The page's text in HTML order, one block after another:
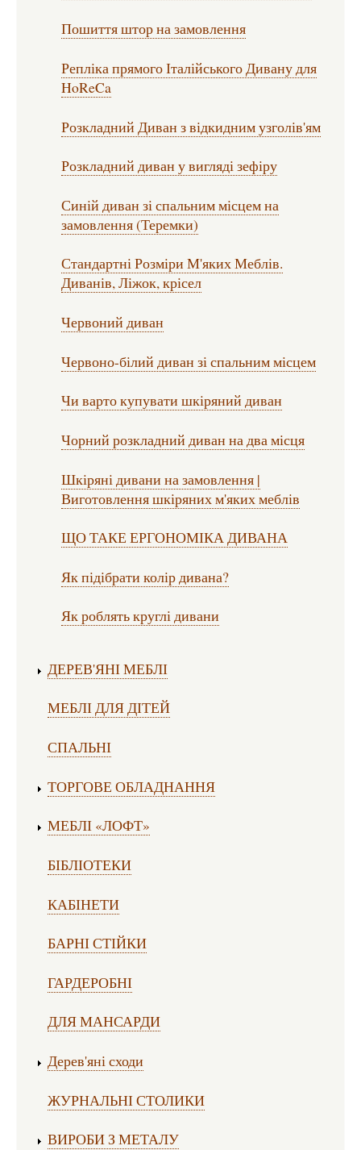
Пошиття штор на замовлення
Репліка прямого Італійського Дивану для
HoReCa
Розкладний Диван з відкидним узголів'ям
Розкладний диван у вигляді зефіру
Синій диван зі спальним місцем на
замовлення (Теремки)
Стандартні Розміри М'яких Меблів.
Диванів, Ліжок, крісел
Червоний диван
Червоно-білий диван зі спальним місцем
Чи варто купувати шкіряний диван
Чорний розкладний диван на два місця
Шкіряні дивани на замовлення |
Виготовлення шкіряних м'яких меблів
ЩО ТАКЕ ЕРГОНОМІКА ДИВАНА
Як підібрати колір дивана?
Як роблять круглі дивани
ДЕРЕВ'ЯНІ МЕБЛІ
МЕБЛІ ДЛЯ ДІТЕЙ
СПАЛЬНІ
ТОРГОВЕ ОБЛАДНАННЯ
МЕБЛІ «ЛОФТ»
БІБЛІОТЕКИ
КАБІНЕТИ
БАРНІ СТІЙКИ
ГАРДЕРОБНІ
ДЛЯ МАНСАРДИ
Дерев'яні сходи
ЖУРНАЛЬНІ СТОЛИКИ
ВИРОБИ З МЕТАЛУ